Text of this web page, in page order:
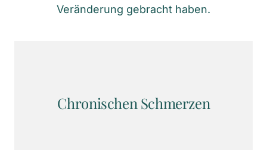
Veränderung gebracht haben.
Chronischen Schmerzen